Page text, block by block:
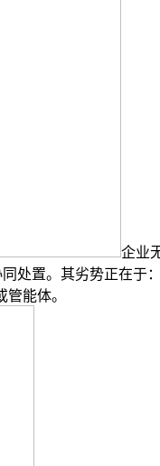
企业
置。其劣势正在于
能体。